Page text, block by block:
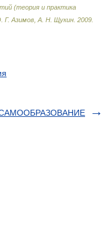
(теория и практика
Г. Азимов, А. Н. Щукин 2009